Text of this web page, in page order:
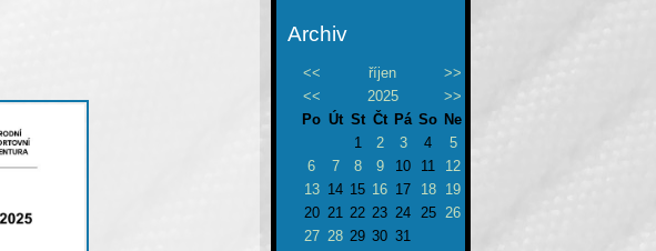
Archiv
<< říjen
>>
<<
2025
>>
Po Út St Čt Pá So Ne
1
2 3 4
5
6
7 8 9 10 11
12
13 14 15 16 17 18
19
20 21 22 23 24 25 26
27 28 29 30 31